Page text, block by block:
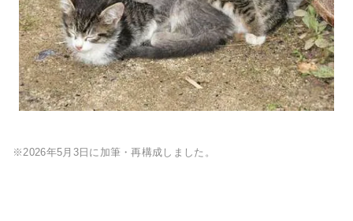
※2026年5月3日に加筆・再構成しました。